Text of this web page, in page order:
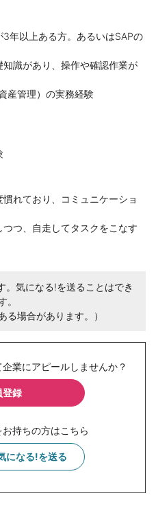
3年以上ある方。あるいはSAPの
知識があり、操作や確認作業が
産管理）の実務経験
れており、コミュニケーショ
つつ、自走してタスクをこなす
。気になる!を送ることはでき
。
る場合があります。）
業にアピールしませんか？
登録
持ちの方はこちら
になる!を送る